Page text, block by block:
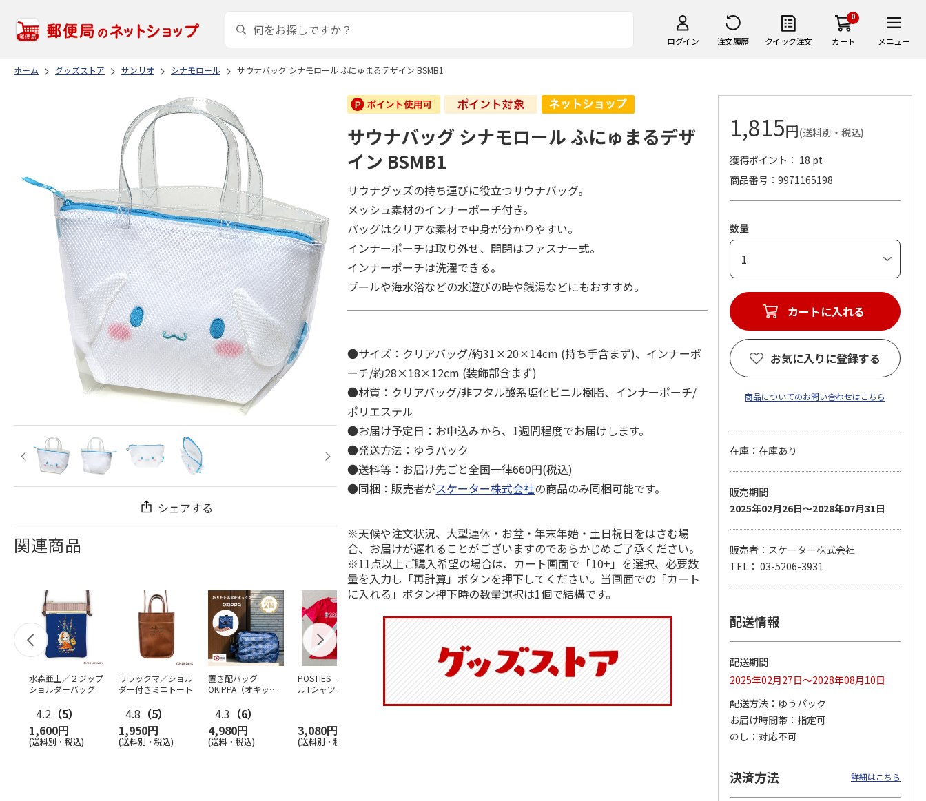
ログイン 注文履歴 クイック注文
0
カート メニュー
ホーム グッズストア サンリオ シナモロール サウナバッグ シナモロール ふにゅまるデザイン BSMB1
シェアする
関連商品
水森亜土／２ジップ
ショルダーバッグ
4.2 （5）
1,600円
(送料別・税込)
リラックマ／ショル
ダー付きミニトート
4.8 （5）
1,950円
(送料別・税込)
置き配バッグ
OKIPPA（オキッ
4.3 （6）
4,980円
(送料・税込)
POSTIES オリジナ
ルTシャツ Sサイズ
3,080円
(送料別・税込)
アニメ『ジョジョの
奇妙な冒険 黄金の
風』CITY POP …
コジコジ／ショルダ
ー付きバッグ
アニメ『ジョジョの
奇妙な冒険 黄金の
風』CITY POP …
『ジョジョの奇妙な
冒険 スターダスト
クルセイダース』
『ジョジョの奇妙な
クルセイダース』
トラ…
3,300円
(送料別・税込)
『ジョジョの奇妙な
サウナバッグ シナモロール ふにゅまるデザ
イン BSMB1
サウナグッズの持ち運びに役立つサウナバッグ。
メッシュ素材のインナーポーチ付き。
バッグはクリアな素材で中身が分かりやすい。
インナーポーチは取り外せ、開閉はファスナー式。
インナーポーチは洗濯できる。
プールや海水浴などの水遊びの時や銭湯などにもおすすめ。
●サイズ：クリアバッグ/約31×20×14cm (持ち手含まず)、インナーポ
ーチ/約28×18×12cm (装飾部含まず)
●材質：クリアバッグ/非フタル酸系塩化ビニル樹脂、インナーポーチ/
ポリエステル
●お届け予定日：お申込みから、1週間程度でお届けします。
●発送方法：ゆうパック
●送料等：お届け先ごと全国一律660円(税込)
●同梱：販売者がスケーター株式会社の商品のみ同梱可能です。
※天候や注文状況、大型連休・お盆・年末年始・土日祝日をはさむ場
合、お届けが遅れることがございますのであらかじめご了承ください。
※11点以上ご購入希望の場合は、カート画面で「10+」を選択、必要数
量を入力し「再計算」ボタンを押下してください。当画面での「カート
に入れる」ボタン押下時の数量選択は1個で結構です。
1,815円(送料別・税込)
獲得ポイント： 18 pt
商品番号
9971165198
数量
カートに入れる
お気に入りに登録する
商品についてのお問い合わせはこちら
在庫：在庫あり
販売期間
2025年02月26日～2028年07月31日
販売者：スケーター株式会社
TEL： 03-5206-3931
配送情報
配送期間
2025年02月27日～2028年08月10日
配送方法
ゆうパック
お届け時間帯
指定可
のし
対応不可
決済方法 詳細はこちら